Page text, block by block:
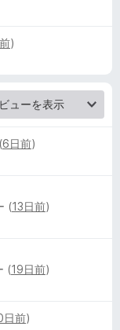
)
6日前)
(13日前)
(19日前)
日前)